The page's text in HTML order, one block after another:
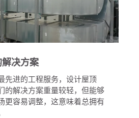
决方案
先进的工程服务，设计屋顶
的解决方案重量较轻，但能够
更容易调整，这意味着总拥有